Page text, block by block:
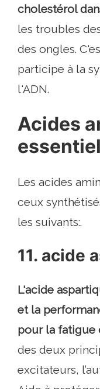
cholestérol
les troubles
des ongles.
participe à la
l'ADN.
Acides
Les acides
ceux
les suivants:.
11. acide
L'acide
et la
pour la fatigue
des deux
excitateurs,